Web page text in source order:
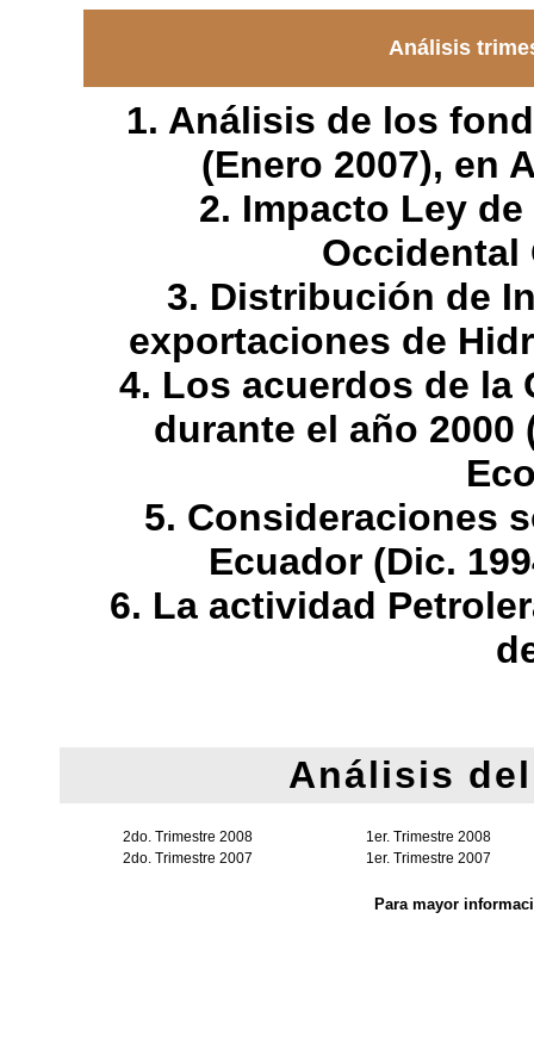
Análisis
1. Análisis de los
(Enero 2007), en
2. Impacto Ley
Occidental
3. Distribución de
exportaciones de
4. Los acuerdos de la
durante el año 2000
5. Consideraciones
Ecuador (Dic.
6. La actividad
Análisis
2do. Trimestre 2008
1er. Trimestre 2008
2do. Trimestre 2007
1er. Trimestre 2007
Para mayor